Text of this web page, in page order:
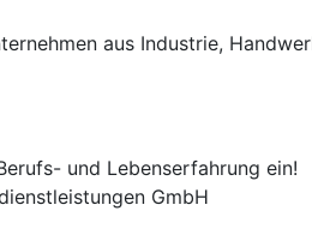
aus Industrie,
und Lebenserfahrung ein!
GmbH